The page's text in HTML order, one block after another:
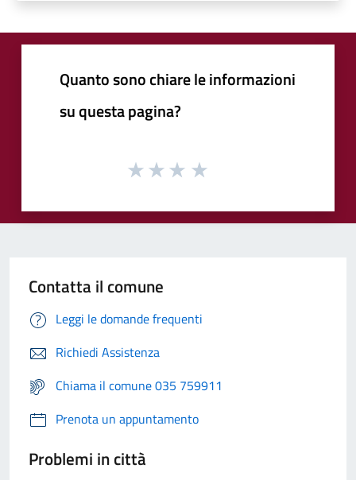
Quanto sono chiare le informazioni
su questa pagina?
Contatta il comune
Leggi le domande frequenti
Richiedi Assistenza
Chiama il comune 035 759911
Prenota un appuntamento
Problemi in città